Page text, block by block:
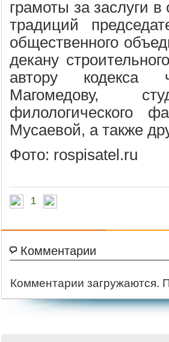
грамоты за заслуги
традиций
общественного
декану
автору кодекса
Магомедову,
филологического
Мусаевой, а также
Фото: rospisatel.ru
1
Комментарии
Комментарии загружаются.